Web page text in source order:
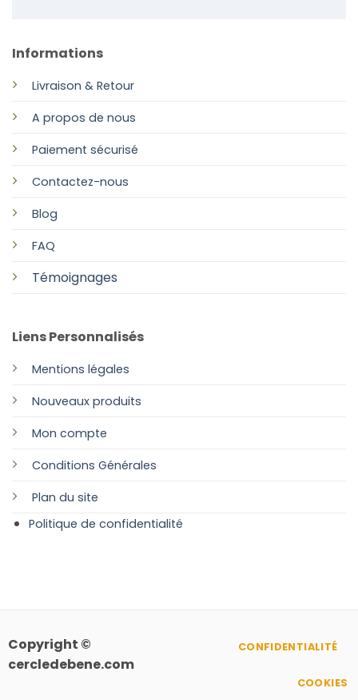
Informations
Livraison & Retour
A propos de nous
Paiement sécurisé
Contactez-nous
Blog
FAQ
Témoignages
Liens Personnalisés
Mentions légales
Nouveaux produits
Mon compte
Conditions Générales
Plan du site
Politique de confidentialité
Copyright ©
cercledebene.com
CONFIDENTIALITÉ
COOKIES